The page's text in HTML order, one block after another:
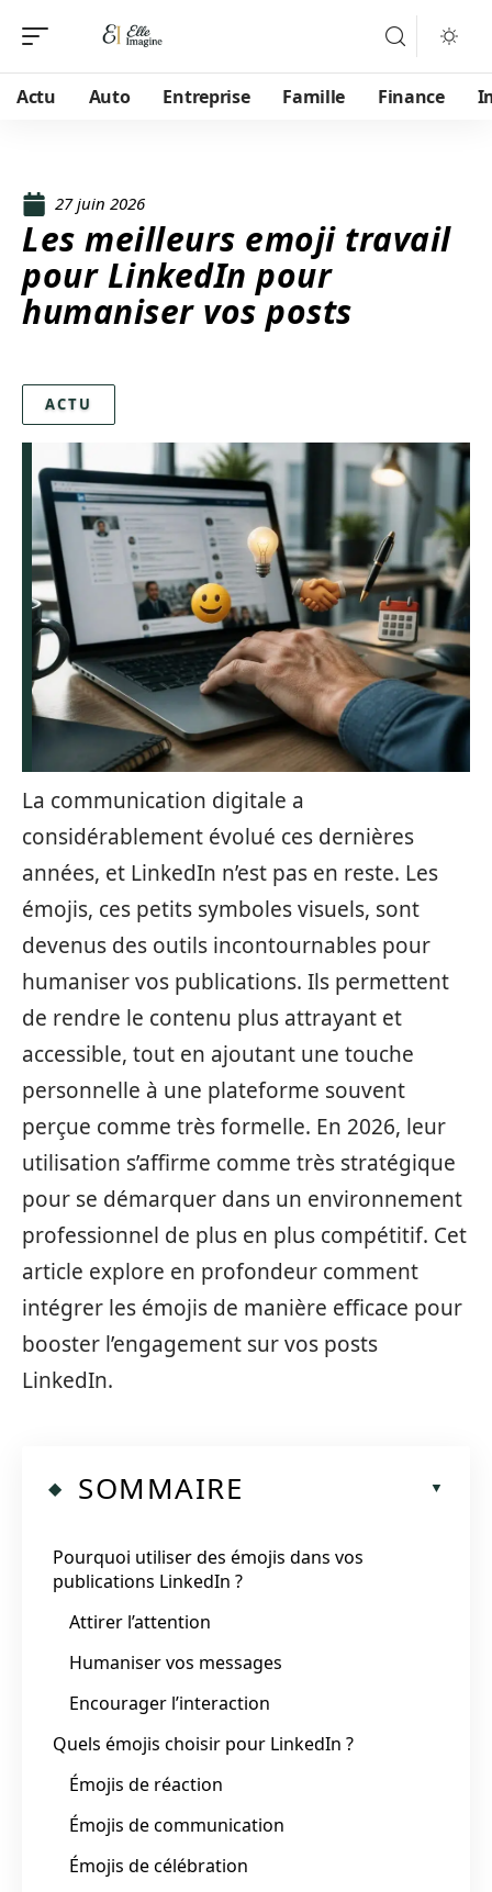
Actu Auto Entreprise Famille Finance
27 juin 2026
Les meilleurs emoji travail
pour LinkedIn pour
humaniser vos posts
ACTU
La communication digitale a
considérablement évolué ces dernières
années, et LinkedIn n’est pas en reste. Les
émojis, ces petits symboles visuels, sont
devenus des outils incontournables pour
humaniser vos publications. Ils permettent
de rendre le contenu plus attrayant et
accessible, tout en ajoutant une touche
personnelle à une plateforme souvent
perçue comme très formelle. En 2026, leur
utilisation s’affirme comme très stratégique
pour se démarquer dans un environnement
professionnel de plus en plus compétitif. Cet
article explore en profondeur comment
intégrer les émojis de manière efficace pour
booster l’engagement sur vos posts
LinkedIn.
SOMMAIRE
Pourquoi utiliser des émojis dans vos
publications LinkedIn ?
Attirer l’attention
Humaniser vos messages
Encourager l’interaction
Quels émojis choisir pour LinkedIn ?
Émojis de réaction
Émojis de communication
Émojis de célébration